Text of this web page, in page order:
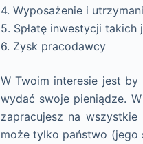
4. Wyposażenie i
5. Spłatę inwestycji
6. Zysk pracodawcy
W Twoim interesie jest by
wydać swoje pieniądze.
zapracujesz na
może tylko państwo (jego